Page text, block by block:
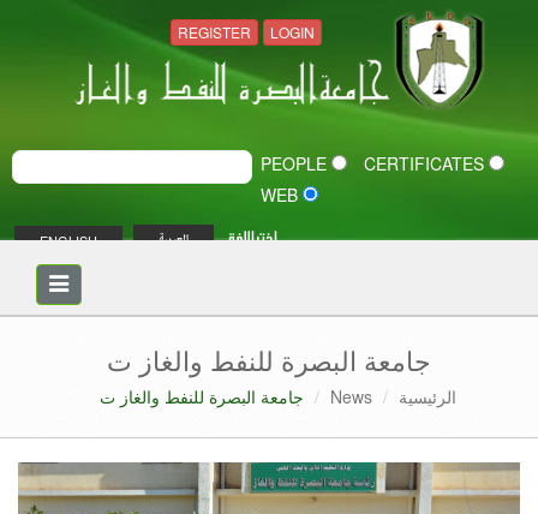
LOGIN
REGISTER
اختر اللغة العربية ENGLISH
Toggle
navigation
جامعة البصرة للنفط والغاز ت
الرئيسية News جامعة البصرة للنفط والغاز ت